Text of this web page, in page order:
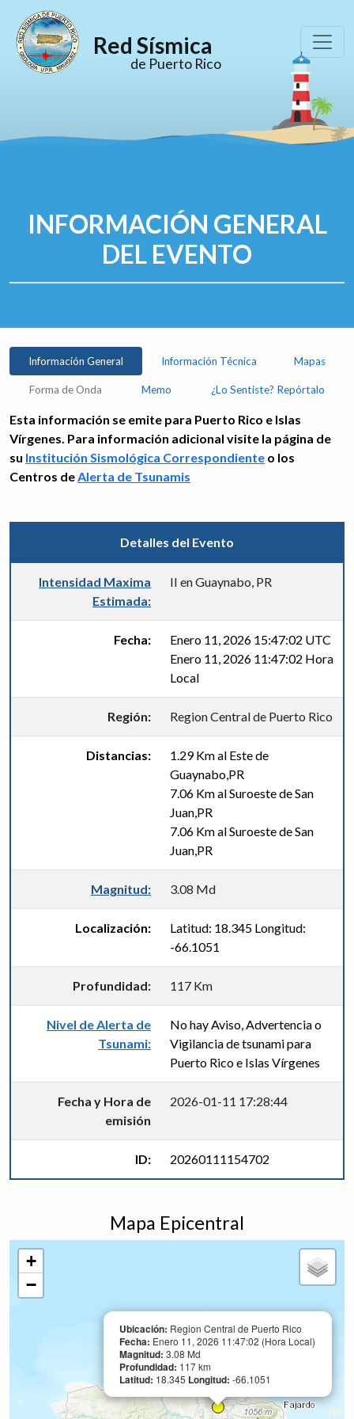
Red Sísmica
de Puerto Rico
INFORMACIÓN GENERAL
DEL EVENTO
Información General Información Técnica Mapas
Forma de Onda Memo ¿Lo Sentiste? Repórtalo
Esta información se emite para Puerto Rico e Islas
Vírgenes. Para información adicional visite la página de
su Institución Sismológica Correspondiente o los
Centros deAlerta de Tsunamis
Detalles del Evento
Intensidad Maxima
Estimada:
II en Guaynabo, PR
Fecha:
Enero 11, 2026 15:47:02 UTC
Enero 11, 2026 11:47:02 Hora
Local
Región: Region Central de Puerto Rico
Distancias:
1.29 Km al Este de
Guaynabo,PR
7.06 Km al Suroeste de San
Juan,PR
7.06 Km al Suroeste de San
Juan,PR
Magnitud: 3.08 Md
Localización:
Latitud: 18.345 Longitud:
-66.1051
Profundidad: 117 Km
Nivel de Alerta de
Tsunami:
No hay Aviso, Advertencia o
Vigilancia de tsunami para
Puerto Rico e Islas Vírgenes
Fecha y Hora de
emisión
2026-01-11 17:28:44
ID: 20260111154702
Mapa Epicentral
Ubicación: Region Central de Puerto Rico
Fecha: Enero 11, 2026 11:47:02 (Hora Local)
Magnitud: 3.08 Md
Profundidad: 117 km
Latitud: 18.345 Longitud: -66.1051
+
−